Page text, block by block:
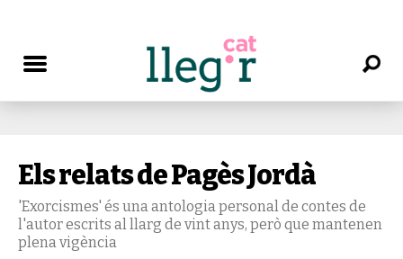
Els relats de Pagès Jordà
'Exorcismes' és una antologia personal de contes de
l'autor escrits al llarg de vint anys, però que mantenen
plena vigència